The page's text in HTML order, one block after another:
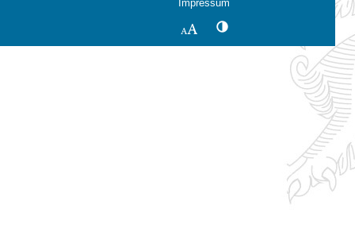
Impressum
SchriftgrößeKontrastwechsel